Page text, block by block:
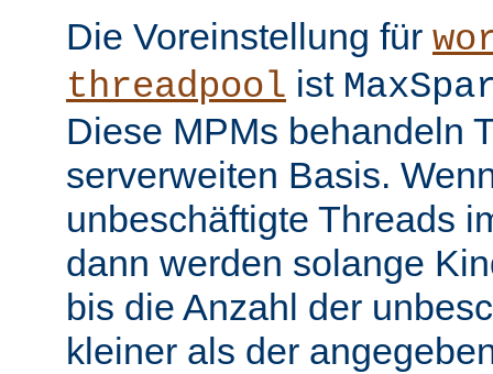
Die Voreinstellung für
threadpool ist
Diese MPMs behandeln
serverweiten Basis.
unbeschäftigte Threads
dann werden solange
bis die Anzahl der
kleiner als der